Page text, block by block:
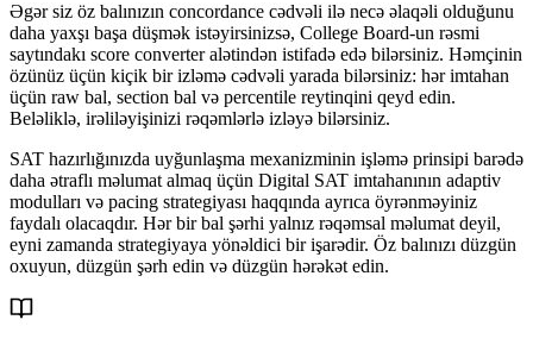
Əgər siz öz balınızın concordance cədvəli ilə necə əlaqəli olduğunu
daha yaxşı başa düşmək istəyirsinizsə, College Board-un rəsmi
saytındakı score converter alətindən istifadə edə bilərsiniz. Həmçinin
özünüz üçün kiçik bir izləmə cədvəli yarada bilərsiniz: hər imtahan
üçün raw bal, section bal və percentile reytinqini qeyd edin.
Beləliklə, irəliləyişinizi rəqəmlərlə izləyə bilərsiniz.
SAT hazırlığınızda uyğunlaşma mexanizminin işləmə prinsipi barədə
daha ətraflı məlumat almaq üçün Digital SAT imtahanının adaptiv
modulları və pacing strategiyası haqqında ayrıca öyrənməyiniz
faydalı olacaqdır. Hər bir bal şərhi yalnız rəqəmsal məlumat deyil,
eyni zamanda strategiyaya yönəldici bir işarədir. Öz balınızı düzgün
oxuyun, düzgün şərh edin və düzgün hərəkət edin.